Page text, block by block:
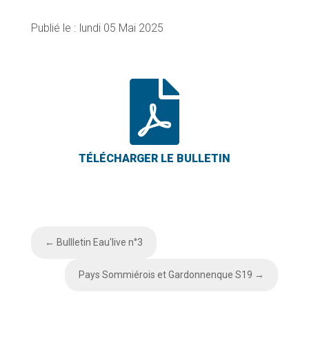
lundi 05 Mai 2025

← Bullletin Eau'live n°3
Pays Sommiérois et Gardonnenque S19 →